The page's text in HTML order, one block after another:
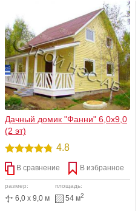
сайдингом,внутри вагонка,пол
многослойный.
Дачный домик "Фанни" 6,0х9,0
(2 эт)
4.8
В сравнение В избранное
размер:
6,0 x 9,0 м
площадь:
54 м2